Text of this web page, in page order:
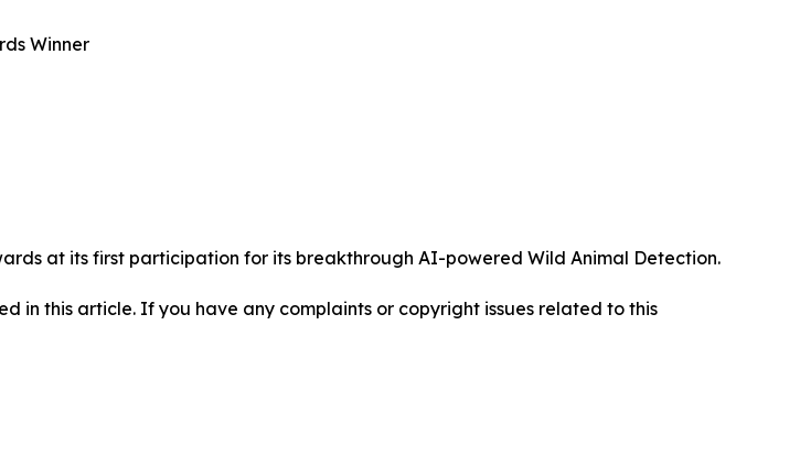
Winner
at its first participation for its breakthrough AI-powered Wild Animal Detection.
in this article. If you have any complaints or copyright issues related to this